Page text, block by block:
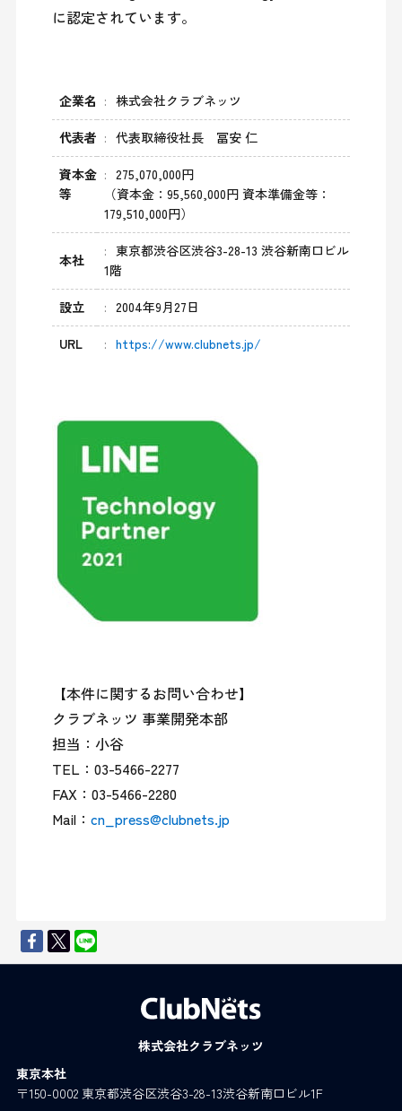
に認定されています。
企業名 株式会社クラブネッツ
代表者 代表取締役社長 冨安 仁
資本金
等
275,070,000円
（資本金：95,560,000円 資本準備金等：
179,510,000円）
本社
東京都渋谷区渋谷3-28-13 渋谷新南口ビル
1階
設立 2004年9月27日
URL https://www.clubnets.jp/
【本件に関するお問い合わせ】
クラブネッツ 事業開発本部
担当：小谷
TEL：03-5466-2277
FAX：03-5466-2280
Mail： cn_press@clubnets.jp
株式会社クラブネッツ
東京本社
〒150-0002 東京都渋谷区渋谷3-28-13渋谷新南口ビル1F